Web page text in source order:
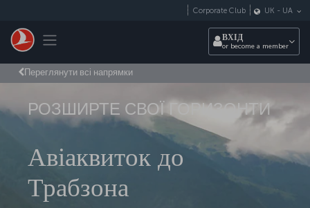
Toggle navigation
Corporate Club UK - UA
ВХІД
or become a member
Переглянути всі напрямки
РОЗШИРТЕ СВОЇ ГОРИЗОНТИ
Авіаквиток до
Трабзона